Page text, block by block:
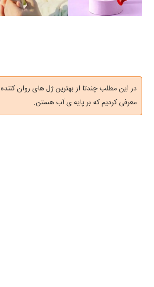
در این مطلب چندتا از بهترین ژل های روان کننده
معرفی کردیم که بر پایه ی آب هستن.